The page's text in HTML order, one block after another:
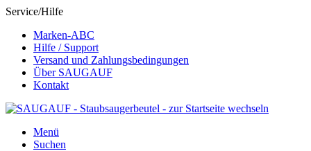
Service/Hilfe
Marken-ABC
Hilfe / Support
Versand und Zahlungsbedingungen
Über SAUGAUF
Kontakt
Menü
Suchen